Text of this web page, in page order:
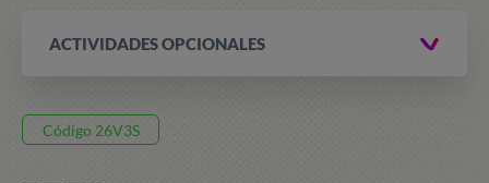
ACTIVIDADES OPCIONALES
Código 26V3S